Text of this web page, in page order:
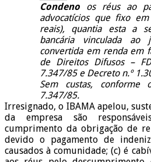
Condeno os réus ao
advocatícios que fixo
reais), quantia esta a
bancária vinculada ao
convertida em renda em
de Direitos Difusos –
7.347/85 e Decreto n.º
Sem custas,
7.347/85.
Irresignado, o IBAMA apelou,
da empresa são
cumprimento da obrigação de
devido o pagamento de
causados à comunidade; (c) é